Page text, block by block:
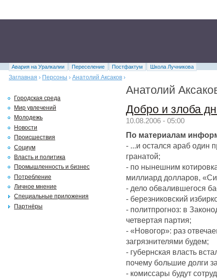
Авария на Уралкалии Переселение Постфактум
Школа Лучникова
Заглавная › Персоны › Анатолий Аксаков ›
Анатолий
Добро и злоба
10.08.2006 - 05:00
По материалам
- ...и остался араб один
гранатой;
- по нынешним
миллиард долларов,
- дело обвалившегося
- березниковский
- политпрогноз: в
четвертая партия;
- «Новогор»: раз
загрязнителями будем;
- губернская власть
почему большие долги
- комиссары будут
Городская среда
Мир увлечений
Молодежь
Новости
Происшествия
Социум
Власть и политика
Промышленность и бизнес
Потребление
Личное мнение
Специальные приложения
Партнёры